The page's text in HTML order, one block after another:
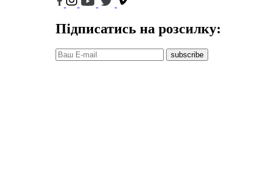
Підписатись на розсилку:
subscribe